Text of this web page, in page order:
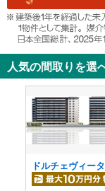
イ
ペ
ジ
に
人気の間取りを選
ドルチェヴィー